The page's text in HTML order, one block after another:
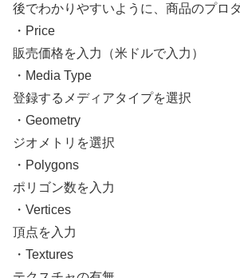
後でわかりやすいように、商品のプロ
・Price
販売価格を入力（米ドルで入力）
・Media Type
登録するメディアタイプを選択
・Geometry
ジオメトリを選択
・Polygons
ポリゴン数を入力
・Vertices
頂点を入力
・Textures